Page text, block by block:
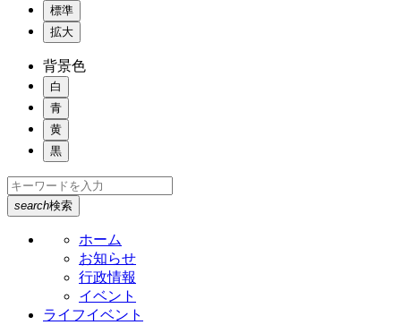
標準
拡大
背景色
白
青
黄
黒
search検索
ホーム
お知らせ
行政情報
イベント
ライフイベント